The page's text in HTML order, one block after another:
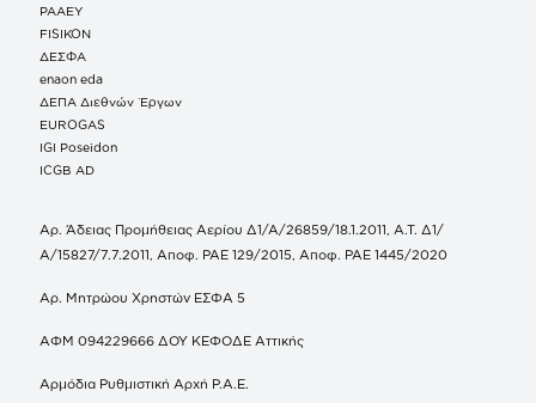
ΡΑΑΕΥ
FISIKON
ΔΕΣΦΑ
enaon eda
ΔΕΠΑ Διεθνών Έργων
EUROGAS
IGI Poseidon
ICGB AD
Αρ. Άδειας Προμήθειας Αερίου Δ1/Α/26859/18.1.2011, Α.Τ. Δ1/
Α/15827/7.7.2011, Αποφ. ΡΑΕ 129/2015, Αποφ. ΡΑΕ 1445/2020
Αρ. Μητρώου Χρηστών ΕΣΦΑ 5
ΑΦΜ 094229666 ΔΟΥ ΚΕΦΟΔΕ Αττικής
Αρμόδια Ρυθμιστική Αρχή Ρ.Α.Ε.